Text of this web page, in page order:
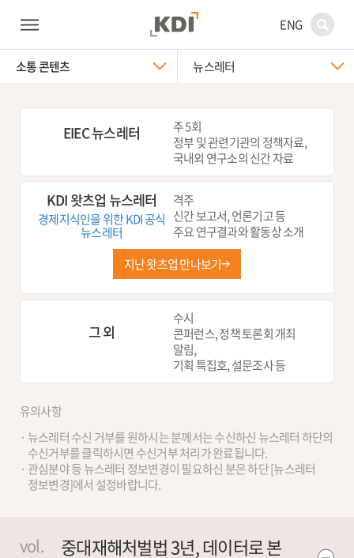
ENG
소통 콘텐츠 뉴스레터
EIEC 뉴스레터
주 5회
정부 및 관련기관의 정책자료,
국내외 연구소의 신간 자료
KDI 왓츠업 뉴스레터
경제지식인을 위한 KDI 공식
뉴스레터
격주
신간 보고서, 언론기고 등
주요 연구결과와 활동상 소개
지난 왓츠업 만나보기
그 외
수시
콘퍼런스, 정책 토론회 개최
알림,
기획 특집호, 설문조사 등
유의사항
뉴스레터 수신 거부를 원하시는 분께서는 수신하신 뉴스레터 하단의
수신거부를 클릭하시면 수신거부 처리가 완료됩니다.
관심분야 등 뉴스레터 정보변경이 필요하신 분은 하단 [뉴스레터
정보변경]에서 설정바랍니다.
vol.
중대재해처벌법 3년, 데이터로 본